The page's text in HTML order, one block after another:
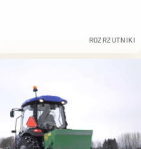
ROZRZUTNIKI